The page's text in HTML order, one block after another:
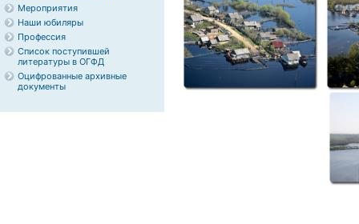
Мероприятия
Наши юбиляры
Профессия
Список поступившей
литературы в ОГФД
Оцифрованные архивные
документы